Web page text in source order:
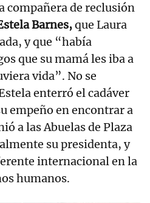
compañera de reclusión
Barnes,que Laura
y que “había
que su mamá les iba a
vida”. No se
enterró el cadáver
empeño en encontrar a
a las Abuelas de Plaza
su presidenta, y
internacional en la
humanos.